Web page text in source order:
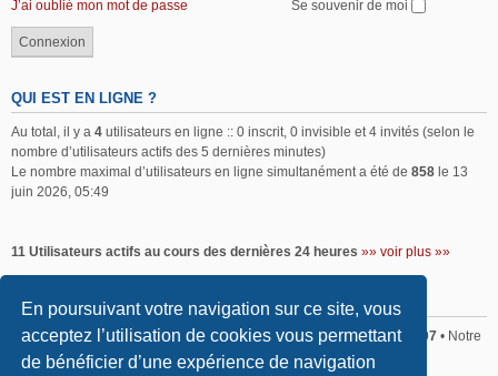
En poursuivant votre navigation sur ce site, vous
acceptez l’utilisation de cookies vous permettant
de bénéficier d’une expérience de navigation
J’ai oublié mon mot de passe Se souvenir de moi
QUI EST EN LIGNE ?
Au total, il y a 4 utilisateurs en ligne :: 0 inscrit, 0 invisible et 4 invités (selon le
nombre d’utilisateurs actifs des 5 dernières minutes)
Le nombre maximal d’utilisateurs en ligne simultanément a été de 858 le 13
juin 2026, 05:49
11 Utilisateurs actifs au cours des dernières 24 heures »» voir plus »»
STATISTIQUES
Sommaire• Total posts2,370• Total sujets 2,179• Total membres 407 • Notre
membre le plus récent estMathieu BOURGIS